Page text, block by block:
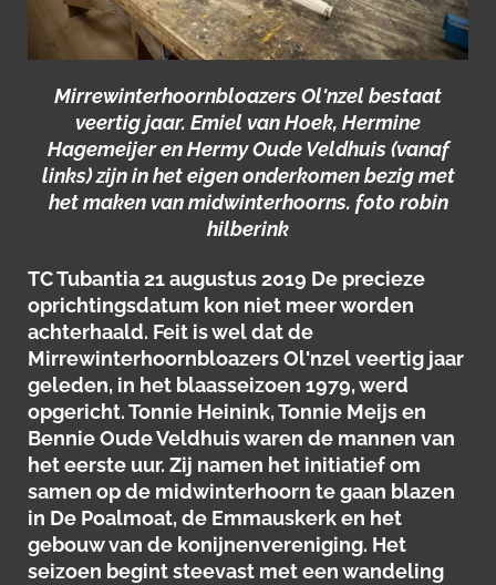
Mirrewinterhoornbloazers Ol'nzel bestaat
veertig jaar. Emiel van Hoek, Hermine
Hagemeijer en Hermy Oude Veldhuis (vanaf
links) zijn in het eigen onderkomen bezig met
het maken van midwinterhoorns. foto robin
hilberink
TC Tubantia 21 augustus 2019 De precieze
oprichtingsdatum kon niet meer worden
achterhaald. Feit is wel dat de
Mirrewinterhoornbloazers Ol'nzel veertig jaar
geleden, in het blaasseizoen 1979, werd
opgericht. Tonnie Heinink, Tonnie Meijs en
Bennie Oude Veldhuis waren de mannen van
het eerste uur. Zij namen het initiatief om
samen op de midwinterhoorn te gaan blazen
in De Poalmoat, de Emmauskerk en het
gebouw van de konijnenvereniging. Het
seizoen begint steevast met een wandeling